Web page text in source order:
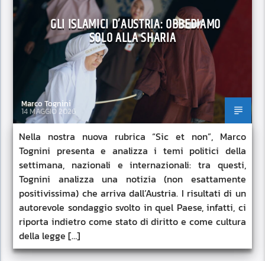
GLI ISLAMICI D’AUSTRIA: OBBEDIAMO
SOLO ALLA SHARIA
Marco Tognini
14 MAGGIO 2026
Nella nostra nuova rubrica “Sic et non”, Marco
Tognini presenta e analizza i temi politici della
settimana, nazionali e internazionali: tra questi,
Tognini analizza una notizia (non esattamente
positivissima) che arriva dall’Austria. I risultati di un
autorevole sondaggio svolto in quel Paese, infatti, ci
riporta indietro come stato di diritto e come cultura
della legge […]